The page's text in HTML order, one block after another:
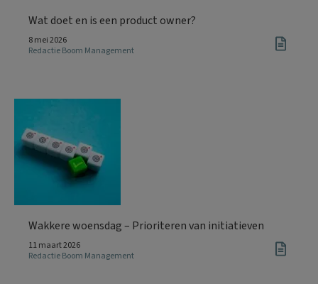
Wat doet en is een product owner?
8 mei 2026
Redactie Boom Management
Wakkere woensdag – Prioriteren van initiatieven
11 maart 2026
Redactie Boom Management